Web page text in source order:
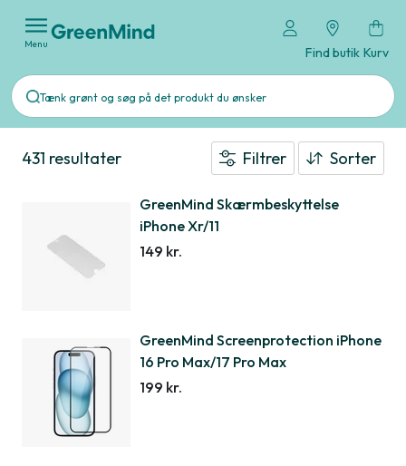
Menu
Find butik Kurv
431 resultater Filtrer Sorter
GreenMind Skærmbeskyttelse
iPhone Xr/11
149 kr.
GreenMind Screenprotection iPhone
16 Pro Max/17 Pro Max
199 kr.